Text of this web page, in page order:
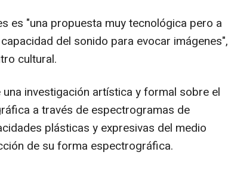
es "una propuesta muy tecnológica pero a
del sonido para evocar imágenes",
cultural.
investigación artística y formal sobre el
a través de espectrogramas de
plásticas y expresivas del medio
de su forma espectrográfica.